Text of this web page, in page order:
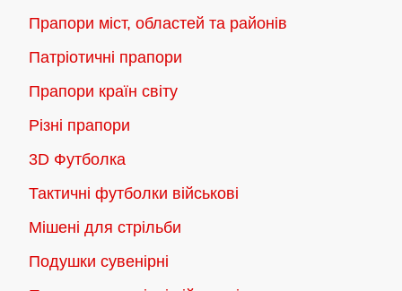
товару
Прапори міст, областей та районів
Патріотичні прапори
Прапори країн світу
Різні прапори
3D Футболка
Тактичні футболки військові
Мішені для стрільби
Подушки сувенірні